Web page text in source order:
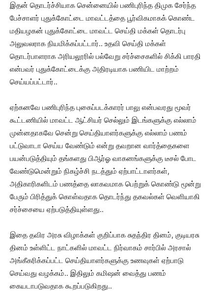
இதன் தொடர்ச்சியாக சென்னையில் பணிபுரிந்த திமுக சேர்ந்த
பேச்சாளர் புதுக்கோட்டை மாவட்டத்தை பூர்விகமாகக் கொண்ட
மதியழகன் புதுக்கோட்டை மாவட்ட செய்தி மக்கள் தொடர்பு
அலுவலராக நியமிக்கப்பட்டார்.. உதவி செய்தி மக்கள்
தொடர்பாளராக அரியலூரில் பல்வேறு சர்ச்சைகளில் சிக்கி பாரதி
என்பவர் புதுக்கோட்டைக்கு அதிரடியாக பணியிட மாற்றம்
செய்யப்பட்டார்..
ஏற்கனவே பணிபுரிந்த புகைப்படக்காரர் பாலு என்பவரது மூவர்
கூட்டணியில் மாவட்ட ஆட்சியர் செல்லும் இடங்களுக்கு எல்லாம்
முன்னதாகவே சென்று செய்தியாளர்களுக்கு எல்லாம் பணம்
பட்டுவாடா செய்ய வேண்டும் என்று தவறான வார்த்தைகளை
பயன்படுத்தியும் தங்களது பிஆர்ஓ வாகனங்களுக்கு டீசல் போட
வேண்டுமென்றும் நிகழ்ச்சி நடத்தும் ஏற்பாட்டாளர்கள்,
அதிகாரிகளிடம் பணத்தை லாகவமாக பெற்றுக் கொண்டு மூன்று
பேரும் பிரித்துக் கொள்வதாக தொடர்ந்து தகவல்கள் வெளியாகி
சர்ச்சையை ஏற்படுத்தியுள்ளது..
இதை தவிர அரசு விழாக்கள் குறிப்பாக சுதந்திர தினம், குடியரசு
தினம் உள்ளிட்ட நாட்களில் மாவட்ட நிர்வாகம் சார்பில் அரசால்
அங்கீகரிக்கப்பட்ட செய்தியாளர்களுக்கு உணவுகள் ஏற்பாடு
செய்வது வழக்கம்.. இதிலும் கமிஷன் வைத்து பணம்
கையடாபடுவதாக கூறப்படுகிறது..